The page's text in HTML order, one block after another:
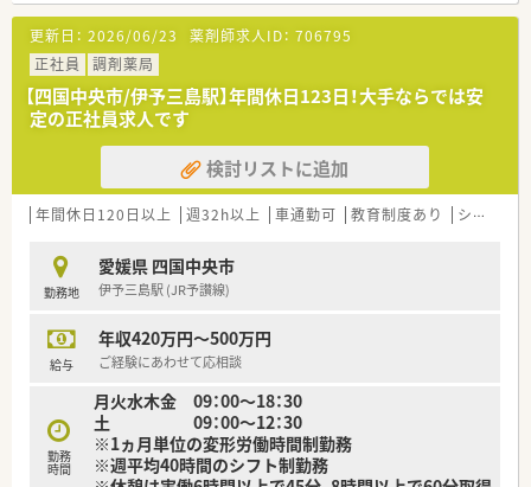
修を用意されています
■薬剤師が中心の会社だからこそ活躍できるキャリアパスが多
種多様に用意されています。
■店舗拡大に伴い、エリアマネジャーや営業部長等のマネジメン
トのポジションも増えます。
■在宅や教育等の専門性を活かせるスペシャリストを目指すこ
とも可能です。
■その他にも、管理部門や商品部門等の本社スタッフなど活動領
域は多種多様です。
■在宅実施店舗は年々増加しており、在宅医療へもしっかりと関
■育児休暇は3歳まで取得が可能で、時短制度は小学5年生まで
時短勤務ができるよう変更予定です。
■年間休日が120日とワークライフバランスが整っています
たくさんあります！
更新日： 2026/06/23 薬剤師求人ID： 706795
正社員
調剤薬局
【四国中央市/伊予三島駅】年間休日123日！大手ならでは安
定の正社員求人です
検討リストに追加
年間休日120日以上 週32h以上 車通勤可 教育制度あり シフト制
勤務地
愛媛県 四国中央市
伊予三島駅 (JR予讃線)
給与
年収420万円～500万円
ご経験にあわせて応相談
勤務
時間
月火水木金 09：00～18：30
土 09：00～12：30
※1ヵ月単位の変形労働時間制勤務
※週平均40時間のシフト制勤務